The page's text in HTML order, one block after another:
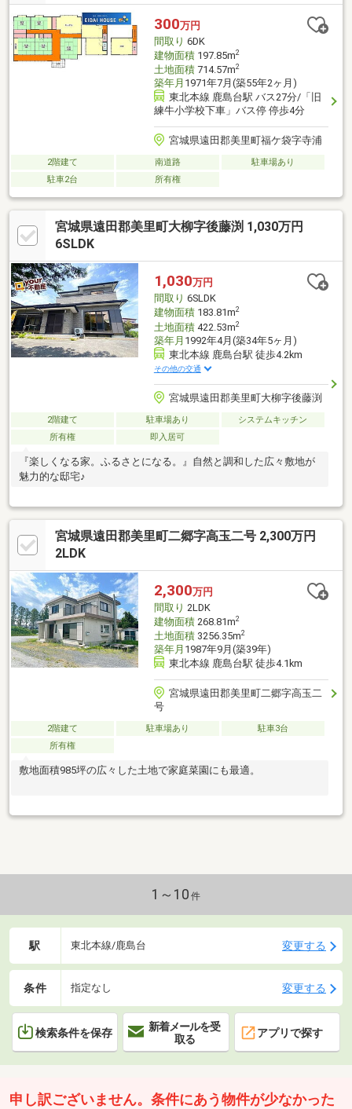
300万円
間取り 6DK
建物面積197.85m2
土地面積714.57m2
築年月 1971年7月(築55年2ヶ月)
東北本線 鹿島台駅 バス27分/「旧
練牛小学校下車」バス停 停歩4分
宮城県遠田郡美里町福ケ袋字寺浦
2階建て 南道路
駐車場あり
駐車2台
所有権
宮城県遠田郡美里町大柳字後藤渕 1,030万円
6SLDK
1,030万円
間取り 6SLDK
建物面積183.81m2
土地面積422.53m2
築年月 1992年4月(築34年5ヶ月)
東北本線 鹿島台駅 徒歩4.2km
その他の交通
宮城県遠田郡美里町大柳字後藤渕
2階建て 駐車場あり
システムキッチン
所有権
即入居可
『楽しくなる家。ふるさとになる。』自然と調和した広々敷地が
魅力的な邸宅♪
宮城県遠田郡美里町二郷字高玉二号 2,300万円
2LDK
2,300万円
間取り 2LDK
建物面積268.81m2
土地面積3256.35m2
築年月 1987年9月(築39年)
東北本線 鹿島台駅 徒歩4.1km
宮城県遠田郡美里町二郷字高玉二
号
2階建て 駐車場あり
駐車3台
所有権
敷地面積985坪の広々した土地で家庭菜園にも最適。
1～10 件
駅 東北本線/鹿島台 変更する
条件 指定なし 変更する
検索条件を保存
新着メールを受
取る
アプリで探す
申し訳ございません。条件にあう物件が少なかった